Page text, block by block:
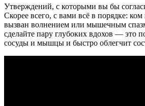
Утверждений, с которыми вы бы
Скорее всего, с вами всё в порядке: ком
вызван волнением или мышечным
сделайте пару глубоких вдохов — это
сосуды и мышцы и быстро облегчит